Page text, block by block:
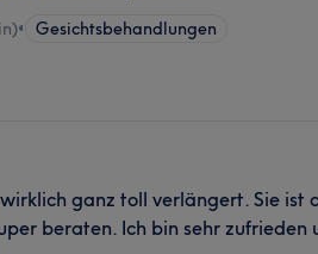
• Gesichtsbehandlungen
ganz toll verlängert. Sie ist
beraten. Ich bin sehr zufrieden